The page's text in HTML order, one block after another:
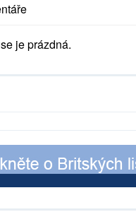
je prázdná.